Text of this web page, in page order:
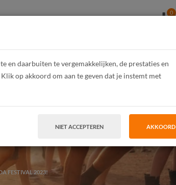
0
2023!
FESTIVAL 2023!
en daarbuiten te vergemakkelijken, de prestaties en
op akkoord om aan te geven dat je instemt met
NIET ACCEPTEREN AKKOORD